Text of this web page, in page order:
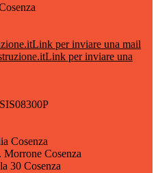
Link per inviare una mail
Link per inviare una
Cosenza
Cosenza
30 Cosenza